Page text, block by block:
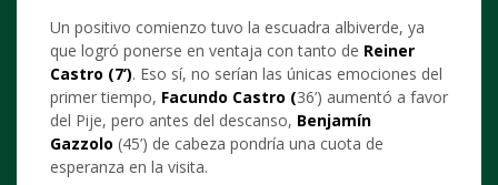
Un positivo comienzo tuvo la escuadra albiverde, ya
que logró ponerse en ventaja con tanto de Reiner
Castro (7’). Eso sí, no serían las únicas emociones del
primer tiempo, Facundo Castro (36’) aumentó a favor
del Pije, pero antes del descanso, Benjamín
Gazzolo (45’) de cabeza pondría una cuota de
esperanza en la visita.